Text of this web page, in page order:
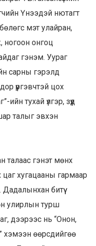
Үнээдэй нютагт
мэт улайран,
ногоон онгоц
гэнэм. Уураг
сарны гэрэлд
үүргэвчтэй цох
тухай үлгэр, зүүд
талыг эвхэн
талаас гэнэт мөнх
хугацааны гармаар
битүү
улирлын турш
дээрээс нь “Онон,
хэмээн өөрсдийгөө